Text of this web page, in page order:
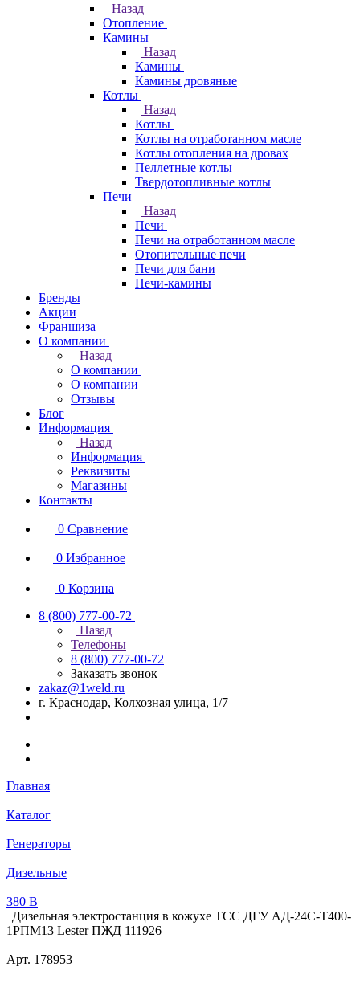
Назад
Отопление
Камины
Назад
Камины
Камины дровяные
Котлы
Назад
Котлы
Котлы на отработанном масле
Котлы отопления на дровах
Пеллетные котлы
Твердотопливные котлы
Печи
Назад
Печи
Печи на отработанном масле
Отопительные печи
Печи для бани
Печи-камины
Бренды
Акции
Франшиза
О компании
Назад
О компании
О компании
Отзывы
Блог
Информация
Назад
Информация
Реквизиты
Магазины
Контакты
0 Сравнение
0 Избранное
0 Корзина
8 (800) 777-00-72
Назад
Телефоны
8 (800) 777-00-72
Заказать звонок
zakaz@1weld.ru
г. Краснодар, Колхозная улица, 1/7
Главная
Каталог
Генераторы
Дизельные
380 В
Дизельная электростанция в кожухе ТСС ДГУ АД-24С-Т400-
1РПМ13 Lester ПЖД 111926
Арт. 178953